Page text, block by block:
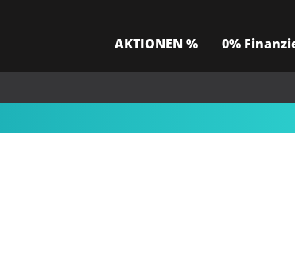
AKTIONEN % 0%